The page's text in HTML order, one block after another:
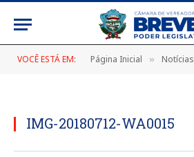
VOCÊ ESTÁ EM: Página Inicial » Notícias
IMG-20180712-WA0015